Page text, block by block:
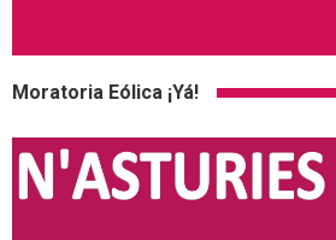
Moratoria Eólica ¡Yá!